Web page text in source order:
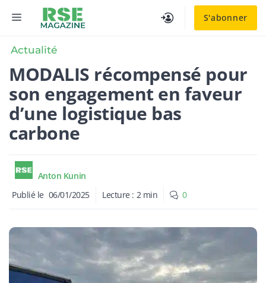
S'abonner
MENU
Actualité
MODALIS récompensé pour
son engagement en faveur
d’une logistique bas
carbone
Anton Kunin
Publié le 06/01/2025 Lecture : 2 min 0